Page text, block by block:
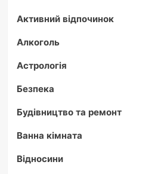
Активний відпочинок
Алкоголь
Астрологія
Безпека
Будівництво та ремонт
Ванна кімната
Відносини